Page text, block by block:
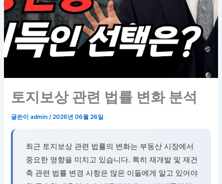
토지보상 관련 법률 변화 분석
글쓴이admin/2026년 06월 26일
최근 토지보상 관련 법률의 변화는 부동산 시장에서
중요한 영향을 미치고 있습니다. 특히 재개발 및 재건
축 관련 법률 변경 사항은 많은 이들에게 알고 있어야